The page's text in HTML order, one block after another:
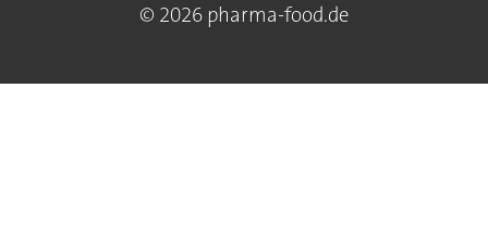
© 2026 pharma-food.de